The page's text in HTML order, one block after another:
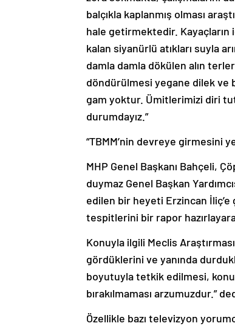
balçıkla kaplanmış olması
hale getirmektedir. Kayaçların
kalan siyanürlü atıkları suyla
damla damla dökülen alın
döndürülmesi yegane dilek ve
gam yoktur. Ümitlerimizi diri
durumdayız.”
“TBMM’nin devreye girmesini
MHP Genel Başkanı Bahçeli,
duymaz Genel Başkan
edilen bir heyeti Erzincan
tespitlerini bir rapor
Konuyla ilgili Meclis
gördüklerini ve yanında
boyutuyla tetkik edilmesi,
bırakılmaması arzumuzdur.”
Özellikle bazı televizyon